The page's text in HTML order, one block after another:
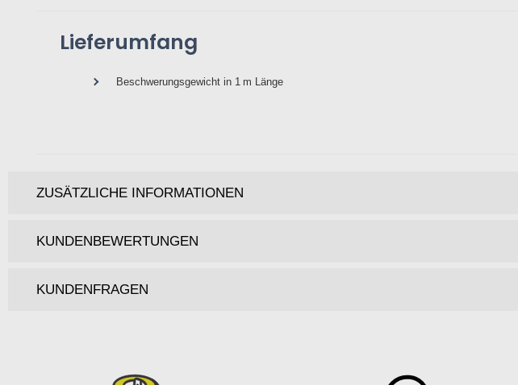
Lieferumfang
Beschwerungsgewicht in 1 m Länge
ZUSÄTZLICHE INFORMATIONEN
KUNDENBEWERTUNGEN
KUNDENFRAGEN